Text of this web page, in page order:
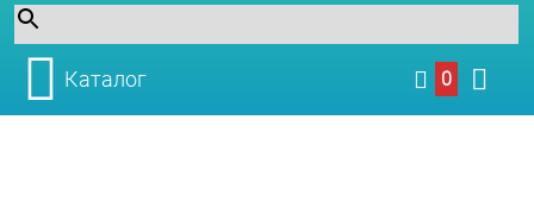
Каталог 0